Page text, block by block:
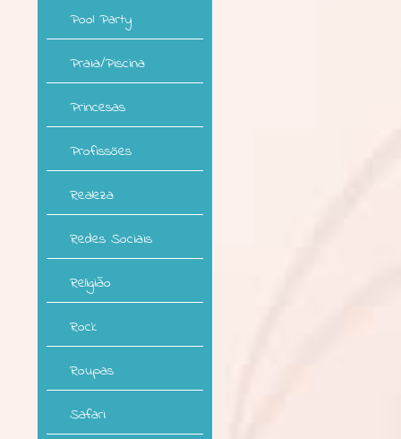
Pool Party
Praia/Piscina
Princesas
Profissões
Realeza
Redes Sociais
Religião
Rock
Roupas
Safari